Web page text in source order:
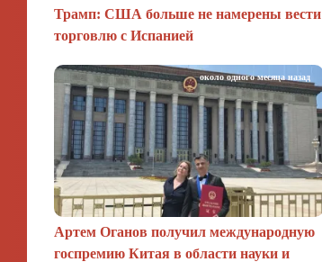
Трамп: США больше не намерены вести
торговлю с Испанией
Артем Оганов получил международную
госпремию Китая в области науки и
около одного месяца назад